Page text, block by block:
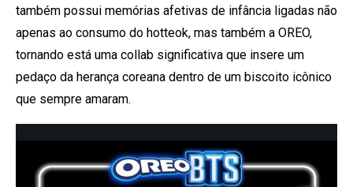
também possui memórias afetivas de infância ligadas não
apenas ao consumo do hotteok, mas também a OREO,
tornando está uma collab significativa que insere um
pedaço da herança coreana dentro de um biscoito icônico
que sempre amaram.